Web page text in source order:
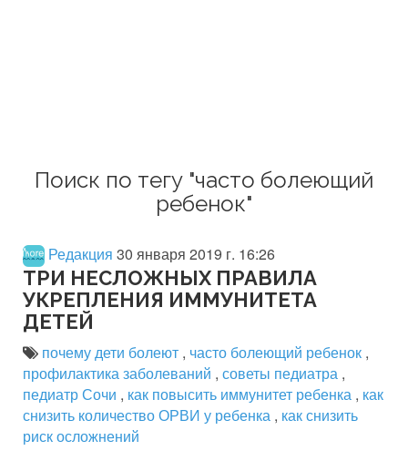
Поиск по тегу "часто болеющий
ребенок"
Редакция 30 января 2019 г. 16:26
ТРИ НЕСЛОЖНЫХ ПРАВИЛА
УКРЕПЛЕНИЯ ИММУНИТЕТА
ДЕТЕЙ
почему дети болеют , часто болеющий ребенок ,
профилактика заболеваний , советы педиатра ,
педиатр Сочи , как повысить иммунитет ребенка , как
снизить количество ОРВИ у ребенка , как снизить
риск осложнений